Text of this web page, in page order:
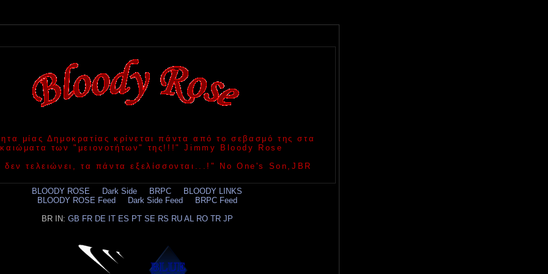
μίας Δημοκρατίας κρίνεται πάντα από το σεβασμό της στα
των "μειονοτήτων" της!!!" Jimmy Bloody Rose
δεν τελειώνει, τα πάντα εξελίσσονται...!" No One's Son,JBR
BLOODY ROSE Dark Side BRPC
BLOODY LINKS
BLOODY ROSE Feed..... Dark Side Feed..... BRPC Feed
BR IN: GB FR DE IT ES PT SE RS RU AL RO TR JP